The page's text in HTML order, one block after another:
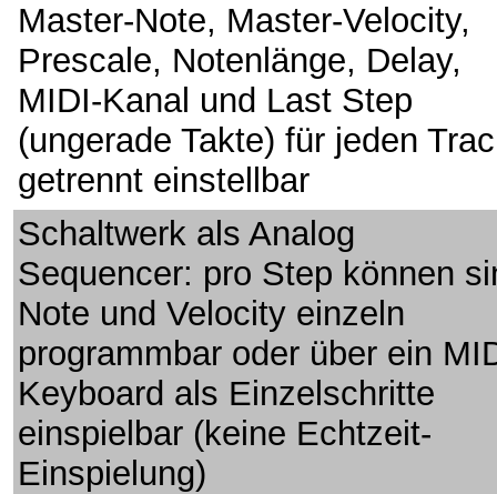
Master-Note, Master-Velocity,
Prescale, Notenlänge, Delay,
MIDI-Kanal und Last Step
(ungerade Takte) für jeden
getrennt einstellbar
Schaltwerk als Analog
Sequencer: pro Step können
Note und Velocity einzeln
programmbar oder über ein
Keyboard als Einzelschritte
einspielbar (keine Echtzeit-
Einspielung)